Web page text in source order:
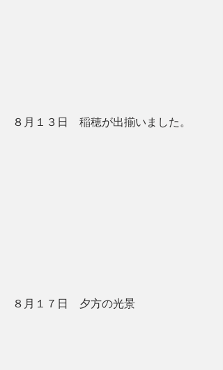
８月１３日　稲穂が出揃いました。
８月１７日　夕方の光景